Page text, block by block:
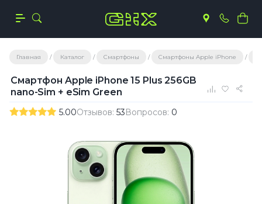
Главная Каталог Смартфоны Смартфоны Apple iPhone
Смартфон Apple iPhone 15 Plus 256GB
nano-Sim + eSim Green
5.00Отзывов: 53Вопросов: 0